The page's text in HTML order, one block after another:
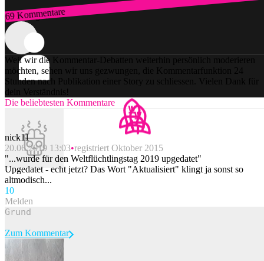
69 Kommentare
Zum Login
Weil wir die Kommentar-Debatten weiterhin persönlich moderieren
möchten, sehen wir uns gezwungen, die Kommentarfunktion 24
Stunden nach Publikation einer Story zu schliessen. Vielen Dank für
dein Verständnis!
Die beliebtesten Kommentare
nick11
20.06.2019 13:03 registriert Oktober 2015
"...wurde für den Weltflüchtlingstag 2019 upgedatet"
Upgedatet - echt jetzt? Das Wort "Aktualisiert" klingt ja sonst so
altmodisch...
10
Melden
Zum Kommentar